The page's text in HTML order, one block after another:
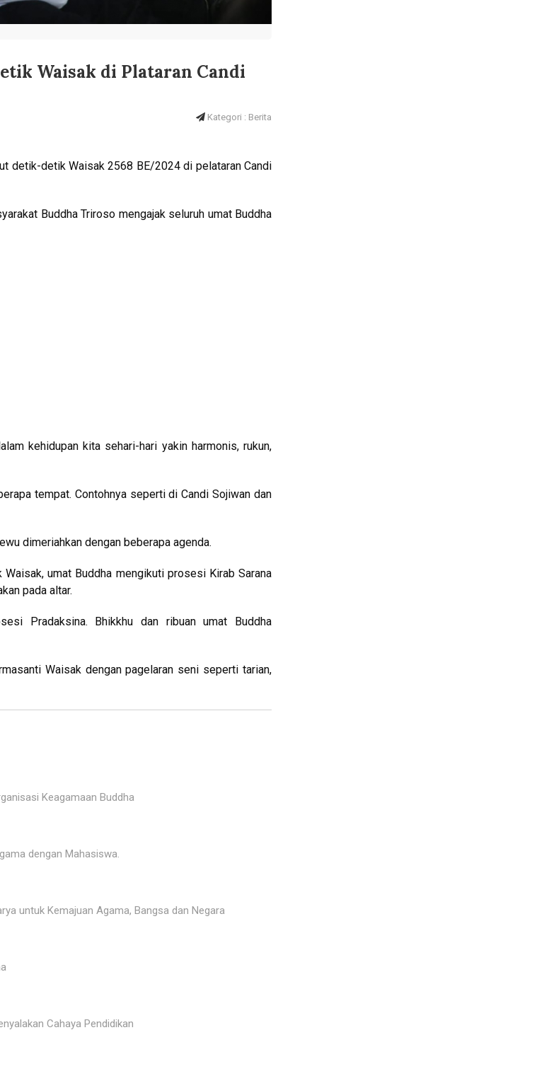
Waisak di Plataran Candi
Kategori : Berita
detik-detik Waisak 2568 BE/2024 di pelataran Candi
Buddha Triroso mengajak seluruh umat Buddha
kehidupan kita sehari-hari yakin harmonis, rukun,
tempat. Contohnya seperti di Candi Sojiwan dan
dimeriahkan dengan beberapa agenda.
umat Buddha mengikuti prosesi Kirab Sarana
pada altar.
Pradaksina. Bhikkhu dan ribuan umat Buddha
Waisak dengan pagelaran seni seperti tarian,
Keagamaan Buddha
dengan Mahasiswa.
untuk Kemajuan Agama, Bangsa dan Negara
Cahaya Pendidikan